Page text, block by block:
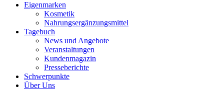
Eigenmarken
Kosmetik
Nahrungsergänzungsmittel
Tagebuch
News und Angebote
Veranstaltungen
Kundenmagazin
Presseberichte
Schwerpunkte
Über Uns